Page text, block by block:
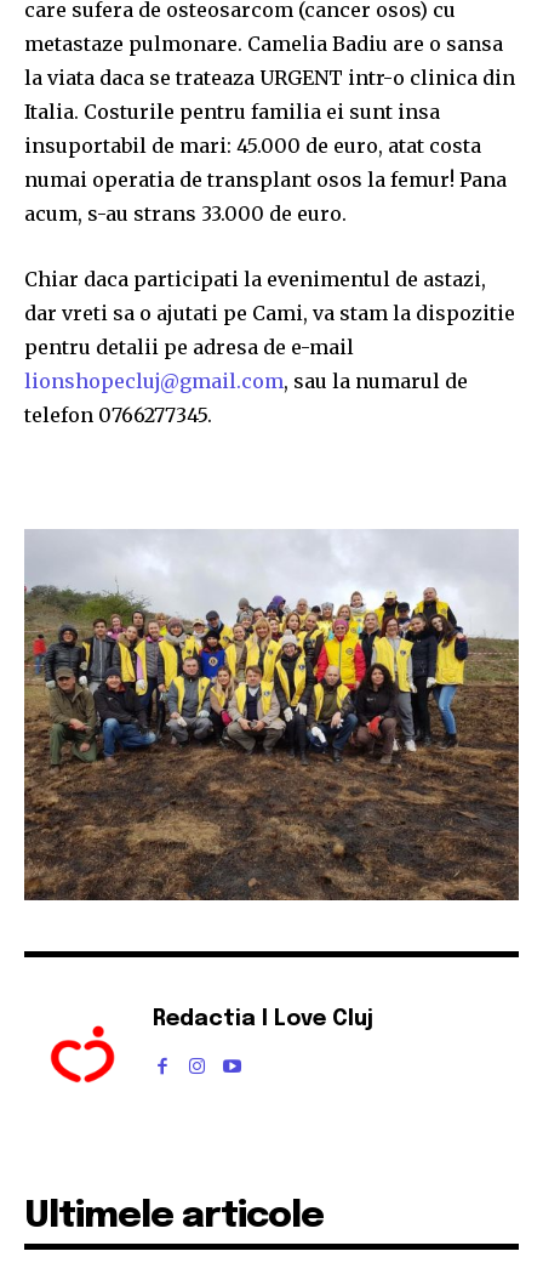
care sufera de osteosarcom (cancer osos) cu
metastaze pulmonare. Camelia Badiu are o sansa
la viata daca se trateaza URGENT intr-o clinica din
Italia. Costurile pentru familia ei sunt insa
insuportabil de mari: 45.000 de euro, atat costa
numai operatia de transplant osos la femur! Pana
acum, s-au strans 33.000 de euro.
Chiar daca participati la evenimentul de astazi,
dar vreti sa o ajutati pe Cami, va stam la dispozitie
pentru detalii pe adresa de e-mail
lionshopecluj@gmail.com, sau la numarul de
telefon 0766277345.
Redactia I Love Cluj
Ultimele articole